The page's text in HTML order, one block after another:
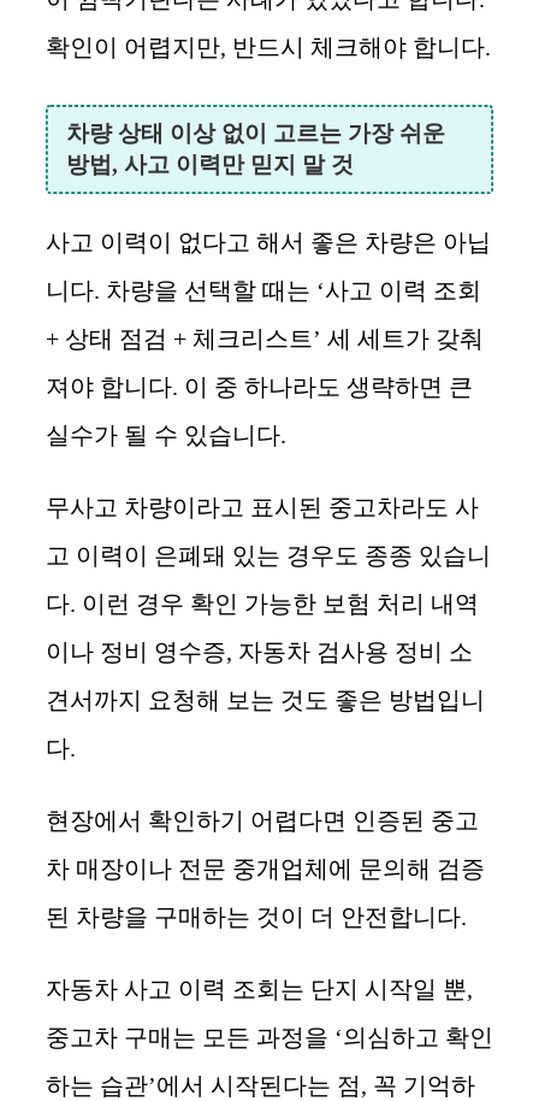
확인이 어렵지만, 반드시 체크해야 합니다.
차량 상태 이상 없이 고르는 가장 쉬운
방법, 사고 이력만 믿지 말 것
사고 이력이 없다고 해서 좋은 차량은 아닙
니다. 차량을 선택할 때는 ‘사고 이력 조회
+ 상태 점검 + 체크리스트’ 세 세트가 갖춰
져야 합니다. 이 중 하나라도 생략하면 큰
실수가 될 수 있습니다.
무사고 차량이라고 표시된 중고차라도 사
고 이력이 은폐돼 있는 경우도 종종 있습니
다. 이런 경우 확인 가능한 보험 처리 내역
이나 정비 영수증, 자동차 검사용 정비 소
견서까지 요청해 보는 것도 좋은 방법입니
다.
현장에서 확인하기 어렵다면 인증된 중고
차 매장이나 전문 중개업체에 문의해 검증
된 차량을 구매하는 것이 더 안전합니다.
자동차 사고 이력 조회는 단지 시작일 뿐,
중고차 구매는 모든 과정을 ‘의심하고 확인
하는 습관’에서 시작된다는 점, 꼭 기억하